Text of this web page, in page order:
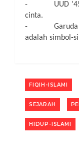
- UUD ’45
cinta.
- Garuda
adalah simbol-
FIQIH-ISLAMI
SEJARAH
HIDUP-ISLAMI